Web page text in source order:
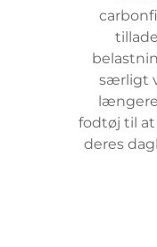
særligt
fodtøj til
deres